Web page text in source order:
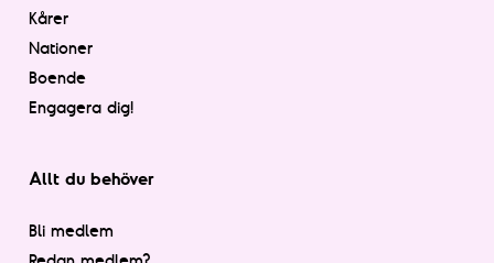
Kårer
Nationer
Boende
Engagera dig!
Allt du behöver
Bli medlem